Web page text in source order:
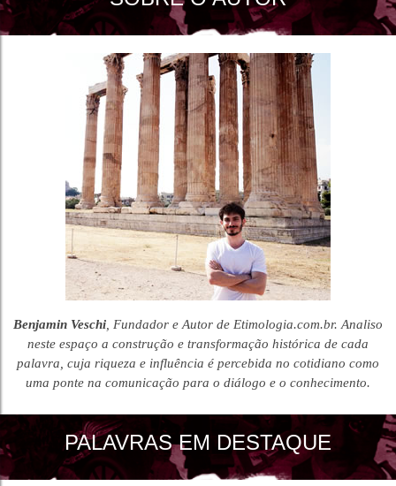
Benjamin Veschi , Fundador e Autor de Etimologia.com.br. Analiso
neste espaço a construção e transformação histórica de cada
palavra, cuja riqueza e influência é percebida no cotidiano como
uma ponte na comunicação para o diálogo e o conhecimento.
PALAVRAS EM DESTAQUE